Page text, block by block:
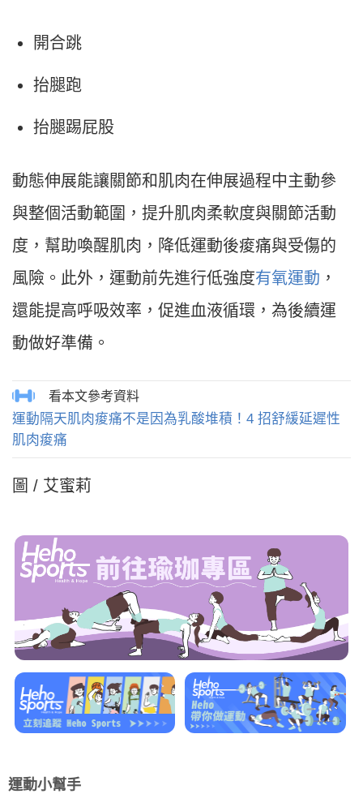
開合跳
抬腿跑
抬腿踢屁股
動態伸展能讓關節和肌肉在伸展過程中主動參
與整個活動範圍，提升肌肉柔軟度與關節活動
度，幫助喚醒肌肉，降低運動後痠痛與受傷的
風險。此外，運動前先進行低強度有氧運動 ，
還能提高呼吸效率，促進血液循環，為後續運
動做好準備。
運動隔天肌肉痠痛不是因為乳酸堆積！4 招舒緩延遲性
肌肉痠痛
圖 / 艾蜜莉
運動小幫手